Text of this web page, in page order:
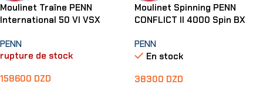
Moulinet Traîne PENN
International 50 VI VSX
PENN
rupture de stock
158600 DZD
Moulinet Spinning PENN
CONFLICT II 4000 Spin BX
PENN
En stock
38300 DZD